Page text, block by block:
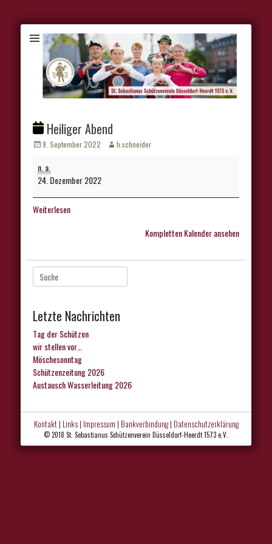
Heiliger Abend
Veröffentlicht
9. September 2022 Autorh.schneider
Abend
n. a.
24. Dezember 2022
Weiterlesen
Kompletten Kalender ansehen
Suche
nach:
Letzte Nachrichten
Tag der Schützen
wir stellen vor…
Möschesonntag
Schützenzeitung 2026
Austausch Wasserleitung 2026
Kontakt| Links| Impressum | Bankverbindung| Datenschutzerklärung
© 2018 St. Sebastianus Schützenverein Düsseldorf-Heerdt 1573 e.V.